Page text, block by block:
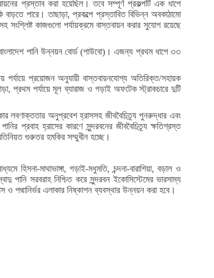
প্রস্তাব করা হয়েছিল। তবে সম্পূর্ণ প্রকল্পটি এক ধাপে
পারে। তাছাড়া, প্রকল্পে প্রস্তাবিত বিভিন্ন অবকাঠামো
সংশ্লিষ্ট কাজগুলো পর্যায়ক্রমে বাস্তবায়ন করার সুযোগ রয়েছে
বাংলাদেশ পানি উন্নয়ন বোর্ড (পাউবো)। এজন্য প্রথম ধাপে ৩৩
পর্যায়ে প্রয়োজন অনুযায়ী বাস্তবায়নযোগ্য অতিরিক্ত/সহায়ক
প্রথম পর্যায়ে মূল ব্যারাজ ও গড়াই অফটেক স্ট্রাকচারে দুটি
লবণাক্ততার অনুপ্রবেশ হ্রাসসহ জীববৈচিত্র্য পুনরুদ্ধার এবং
প্রবাহ হ্রাসের কারণে সুন্দরবনের জীববৈচিত্র্য ক্ষতিগ্রস্ত
গুরুতর হমকির সম্মুখীন হচ্ছে।
হিসনা-মাথাভাঙ্গা, গড়াই-মধুমতি, চন্দনা-বারাশিয়া, বড়াল ও
পানি সরবরাহ নিশ্চিত করে সুন্দরবন ইকোসিস্টেমের ভারসাম্য
পদ্মানির্ভর এলাকার নিষ্কাশন ব্যবস্থার উন্নয়ন করা হবে।